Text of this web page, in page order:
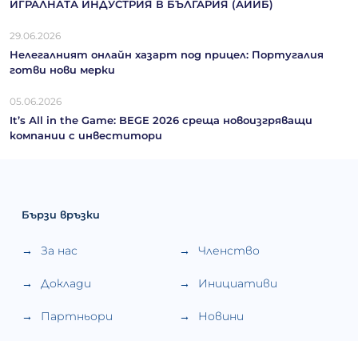
ИГРАЛНАТА ИНДУСТРИЯ В БЪЛГАРИЯ (АИИБ)
29.06.2026
Нелегалният онлайн хазарт под прицел: Португалия
готви нови мерки
05.06.2026
It’s Аll in the Game: BEGE 2026 среща новоизгряващи
компании с инвеститори
Бързи връзки
За нас Членство
Доклади Инициативи
Партньори Новини